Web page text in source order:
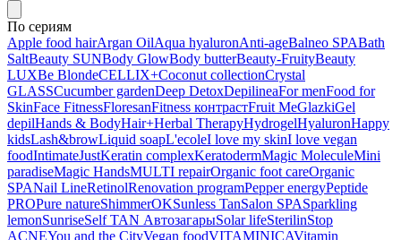
По сериям
Apple food hairArgan OilAqua hyaluronAnti-ageBalneo SPABath
SaltBeauty SUNBody GlowBody butterBeauty-FruityBeauty
LUXBe BlondeCELLIX+Coconut collectionCrystal
GLASSCucumber gardenDeep DetoxDepilineaFor menFood for
SkinFace FitnessFloresanFitness контрастFruit MeGlazkiGel
depilHands & BodyHair+Herbal TherapyHydrogelHyaluronHappy
kidsLash&browLiquid soapL'ecoleI love my skinI love vegan
foodIntimateJustKeratin complexKeratodermMagic MoleculeMini
paradiseMagic HandsMULTI repairOrganic foot careOrganic
SPANail LineRetinolRenovation programPepper energyPeptide
PROPure natureShimmerOKSunless TanSalon SPASparkling
lemonSunriseSelf TAN АвтозагарыSolar lifeSterilinStop
ACNEYou and the CityVegan foodVITAMINICAVitamin